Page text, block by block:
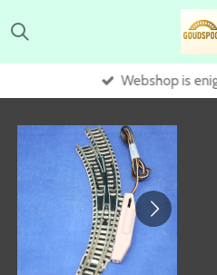
direct
hoofdinhoud
Webshop is